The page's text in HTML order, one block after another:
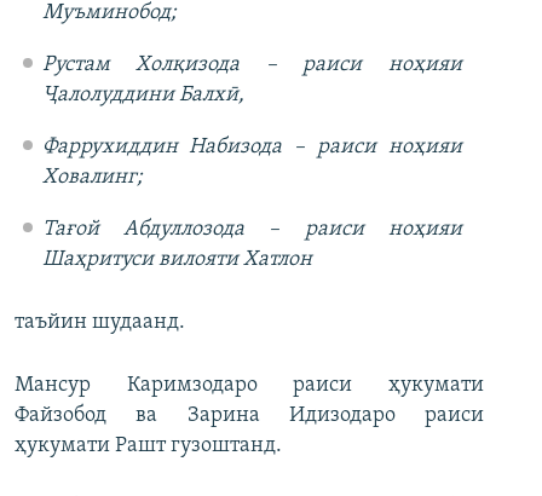
Муъминобод;
Рустам Холқизода – раиси ноҳияи
Ҷалолуддини Балхӣ,
Фаррухиддин Набизода – раиси ноҳияи
Ховалинг;
Тағой Абдуллозода – раиси ноҳияи
Шаҳритуси вилояти Хатлон
таъйин шудаанд.
Мансур Каримзодаро раиси ҳукумати
Файзобод ва Зарина Идизодаро раиси
ҳукумати Рашт гузоштанд.